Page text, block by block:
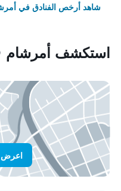
شاهد أرخص الفنادق في
استكشف أمرشام
اعرض